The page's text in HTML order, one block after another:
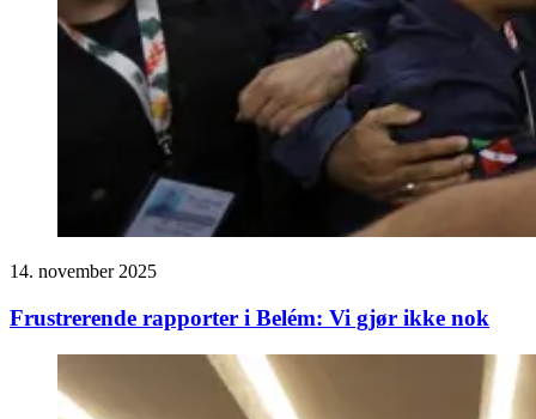
14. november 2025
Frustrerende rapporter i Belém: Vi gjør ikke nok